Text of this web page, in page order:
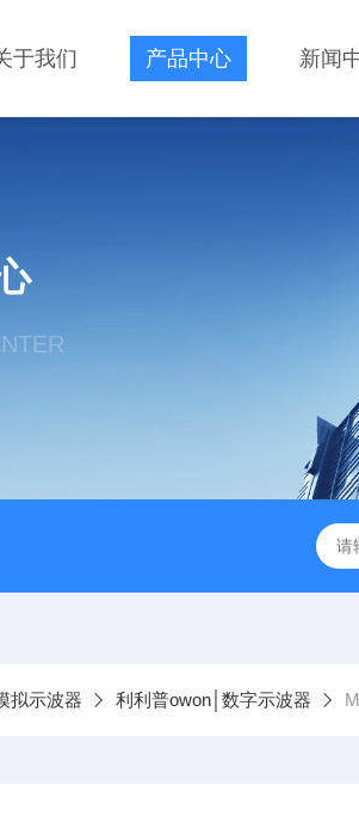
于我们 产品中心 新闻
拟示波器 利利普owon│数字示波器